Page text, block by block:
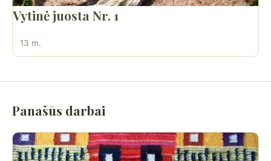
Vytinė juosta Nr. 1
13 m.
Panašūs darbai